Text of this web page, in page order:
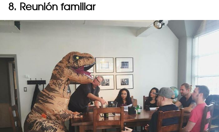
8. Reunión familiar